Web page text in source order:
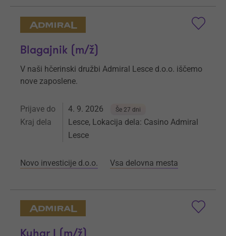
Blagajnik (m/ž)
V naši hčerinski družbi Admiral Lesce d.o.o. iščemo
nove zaposlene.
Prijave do 4. 9. 2026 Še 27 dni
Kraj dela
Lesce, Lokacija dela: Casino Admiral
Lesce
Novo investicije d.o.o. Vsa delovna mesta